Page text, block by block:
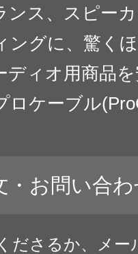
ンス、スピー
ングに、驚く
ディオ用商品
ロケーブル
・お問い合
ださるか、メー